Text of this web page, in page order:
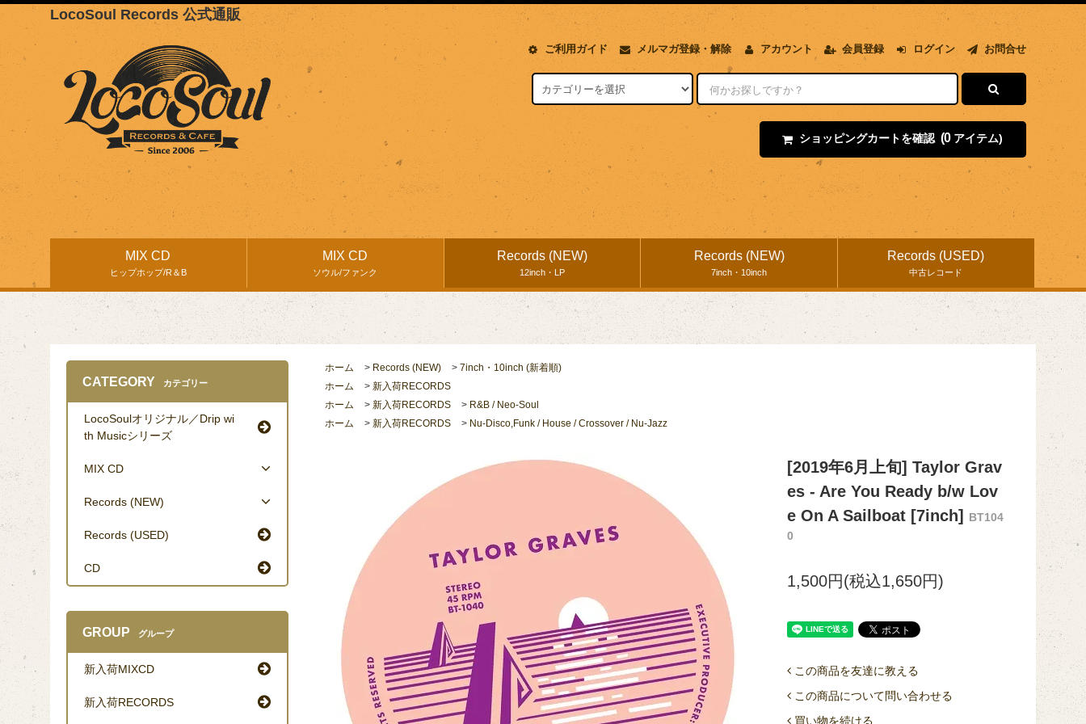
LocoSoul Records 公式通販
ご利用ガイド メルマガ登録・解除 アカウント 会員登録 ログイン お問合せ
ショッピングカートを確認 (0 アイテム)
MIX CD
ヒップホップ/R＆B
MIX CD
ソウル/ファンク
Records (NEW)
12inch・LP
Records (NEW)
7inch・10inch
Records (USED)
中古レコード
ホーム > Records (NEW) > 7inch・10inch (新着順)
ホーム
> 新入荷RECORDS
ホーム
> 新入荷RECORDS > R&B / Neo-Soul
ホーム
> 新入荷RECORDS > Nu-Disco,Funk / House / Crossover / Nu-Jazz
[2019年6月上旬] Taylor Grav
es - Are You Ready b/w Lov
e On A Sailboat [7inch]
BT104
0
1,500円(税込1,650円)
この商品を友達に教える
この商品について問い合わせる
買い物を続ける
CATEGORY カテゴリー
LocoSoulオリジナル／Drip wi
th Musicシリーズ
MIX CD
Records (NEW)
Records (USED)
CD
GROUP グループ
新入荷MIXCD
新入荷RECORDS